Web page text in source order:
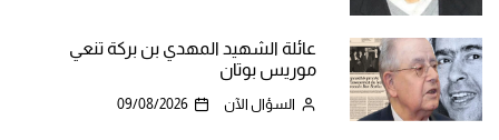
عائلة الشهيد المهدي بن بركة تنعي
موريس بوتان
السؤال الآن 09/08/2026